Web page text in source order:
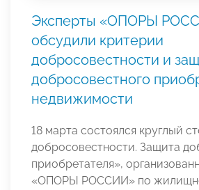
Эксперты «ОПОРЫ
обсудили критерии
добросовестности и
добросовестного
недвижимости
18 марта состоялся круглый
добросовестности. Защита
приобретателя»,
«ОПОРЫ РОССИИ» по